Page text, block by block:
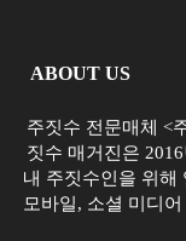
ABOUT US
주짓수 전문매체 <
짓수 매거진은
내 주짓수인을 위해
모바일, 소셜 미디